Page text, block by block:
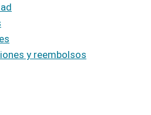
y reembolsos